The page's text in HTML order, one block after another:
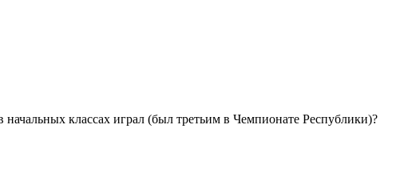
классах играл (был третьим в Чемпионате Республики)?